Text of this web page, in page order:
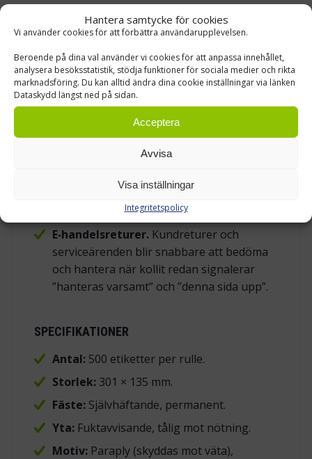
Hantera samtycke för cookies
Vi använder cookies för att förbättra användarupplevelsen.
Beroende på dina val använder vi cookies för att anpassa innehållet,
analysera besöksstatistik, stödja funktioner för sociala medier och rikta
marknadsföring. Du kan alltid ändra dina cookie inställningar via länken
Dataskydd längst ned på sidan.
Acceptera
Avvisa
Visa inställningar
Integritetspolicy
hanteras varsamt, särskilt vid omlastning.
Laboratorieartiklar och
läkemedelsdistribution.
reagensflaskor och kalibrerad
mätutrustning kan slå sönder eller tappa
noggrannhet vid hård hantering –
etiketten minskar risken redan i
mottagning.
Service- och reservdelslogistik.
returflöden skyddas bättre när kollit är
märkt likadant varje gång.
E‑handelsreturer.Kundreturer och
serviceärenden blir snabbare att bedöma
och hantera när kollit redan signalerar
”hanteras varsamt” och ”denna sida upp”.
SPECIFIKATIONER
Antal:500 etiketter per rulle.
Storlek:301 × 135 mm.
Fäste:Självhäftande, permanent.
Yta:Fuktavvisande, tålig mot nötning.
Motiv:Paraply (skyddas mot väta),